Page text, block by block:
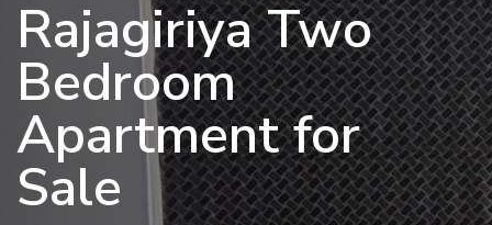
Rajagiriya Two
Bedroom
Apartment for
Sale